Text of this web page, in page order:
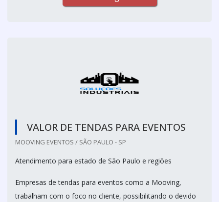
VALOR DE TENDAS PARA EVENTOS
MOOVING EVENTOS / SÃO PAULO - SP
Atendimento para estado de São Paulo e regiões
Empresas de tendas para eventos como a Mooving,
trabalham com o foco no cliente, possibilitando o devido